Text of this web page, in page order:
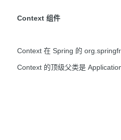
Context 组件
Context 在 Spring 的
Context 的顶级父类是